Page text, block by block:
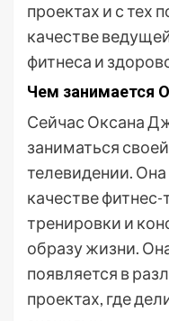
проектах и с тех
качестве
фитнеса и
Чем занимается
Сейчас Оксана
заниматься
телевидении.
качестве
тренировки и
образу жизни.
появляется в
проектах, где